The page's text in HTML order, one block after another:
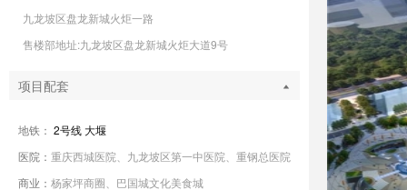
九龙坡区盘龙新城火炬一路
售楼部地址:九龙坡区盘龙新城火炬大道9号
项目配套
地铁： 2号线大堰
医院： 重庆西城医院、九龙坡区第一中医院、重钢总医院
商业： 杨家坪商圈、巴国城文化美食城